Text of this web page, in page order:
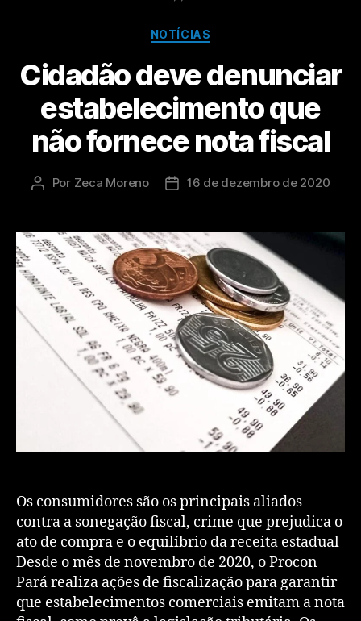
NOTÍCIAS
Cidadão deve denunciar
estabelecimento que
não fornece nota fiscal
Por Zeca Moreno 16 de dezembro de 2020
Os consumidores são os principais aliados
contra a sonegação fiscal, crime que prejudica o
ato de compra e o equilíbrio da receita estadual
Desde o mês de novembro de 2020, o Procon
Pará realiza ações de fiscalização para garantir
que estabelecimentos comerciais emitam a nota